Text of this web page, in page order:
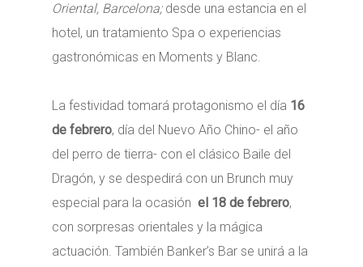
Oriental, Barcelona;desde una estancia en el
hotel, un tratamiento Spa o experiencias
gastronómicas en Moments y Blanc.
La festividad tomará protagonismo el día 16
de febrero, día del Nuevo Año Chino- el año
del perro de tierra- con el clásico Baile del
Dragón, y se despedirá con un Brunch muy
especial para la ocasión el 18 de febrero,
con sorpresas orientales y la mágica
actuación. También Banker’s Bar se unirá a la